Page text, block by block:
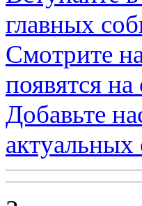
главных
Смотрите
появятся на
Добавьте